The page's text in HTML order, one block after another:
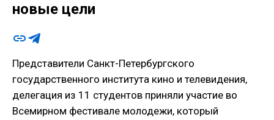
новые цели
Представители Санкт-Петербургского
государственного института кино и телевидения,
делегация из 11 студентов приняли участие во
Всемирном фестивале молодежи, который